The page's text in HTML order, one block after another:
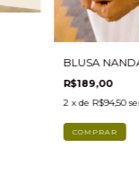
BLUSA
R$189,00
2 x de R$94,50